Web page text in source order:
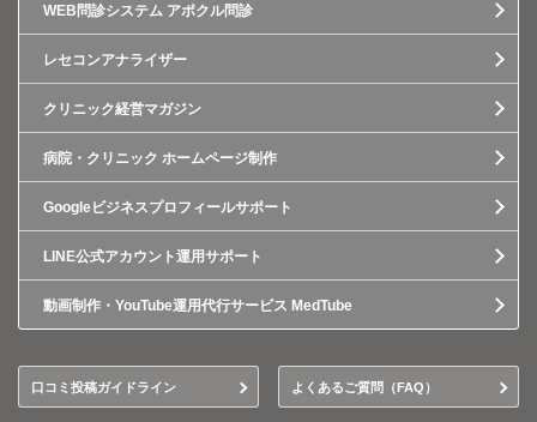
WEB問診システム アポクル問診
レセコンアナライザー
クリニック経営マガジン
病院・クリニック ホームページ制作
Googleビジネスプロフィールサポート
LINE公式アカウント運用サポート
動画制作・YouTube運用代行サービス MedTube
口コミ投稿ガイドライン よくあるご質問（FAQ）